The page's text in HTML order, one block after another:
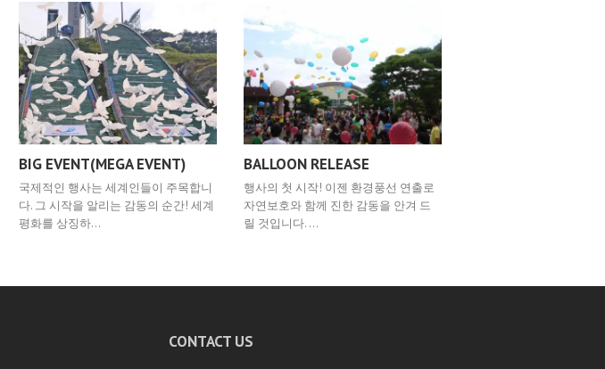
BIG EVENT(MEGA EVENT)
국제적인 행사는 세계인들이 주목합니
다. 그 시작을 알리는 감동의 순간! 세계
평화를 상징하…
BALLOON RELEASE
행사의 첫 시작! 이젠 환경풍선 연출로
자연보호와 함께 진한 감동을 안겨 드
릴 것입니다. …
CONTACT US